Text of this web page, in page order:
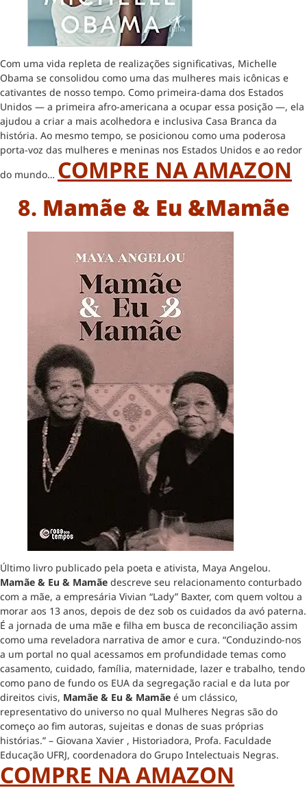
Com uma vida repleta de realizações significativas, Michelle
Obama se consolidou como uma das mulheres mais icônicas e
cativantes de nosso tempo. Como primeira-dama dos Estados
Unidos — a primeira afro-americana a ocupar essa posição —, ela
ajudou a criar a mais acolhedora e inclusiva Casa Branca da
história. Ao mesmo tempo, se posicionou como uma poderosa
porta-voz das mulheres e meninas nos Estados Unidos e ao redor
do mundo… COMPRE NA AMAZON
8. Mamãe & Eu &Mamãe
Último livro publicado pela poeta e ativista, Maya Angelou.
Mamãe & Eu & Mamãe descreve seu relacionamento conturbado
com a mãe, a empresária Vivian “Lady” Baxter, com quem voltou a
morar aos 13 anos, depois de dez sob os cuidados da avó paterna.
É a jornada de uma mãe e filha em busca de reconciliação assim
como uma reveladora narrativa de amor e cura. “Conduzindo-nos
a um portal no qual acessamos em profundidade temas como
casamento, cuidado, família, maternidade, lazer e trabalho, tendo
como pano de fundo os EUA da segregação racial e da luta por
direitos civis, Mamãe & Eu & Mamãe é um clássico,
representativo do universo no qual Mulheres Negras são do
começo ao fim autoras, sujeitas e donas de suas próprias
histórias.” – Giovana Xavier , Historiadora, Profa. Faculdade
Educação UFRJ, coordenadora do Grupo Intelectuais Negras.
COMPRE NA AMAZON